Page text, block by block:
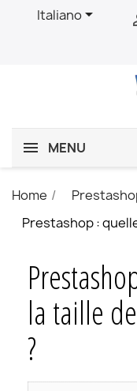
Italiano
MENU
Home
Prestashop :
la taille
?